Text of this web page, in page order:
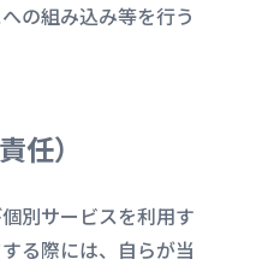
の組み込み等を行う
任）
別サービスを利用す
る際には、自らが当